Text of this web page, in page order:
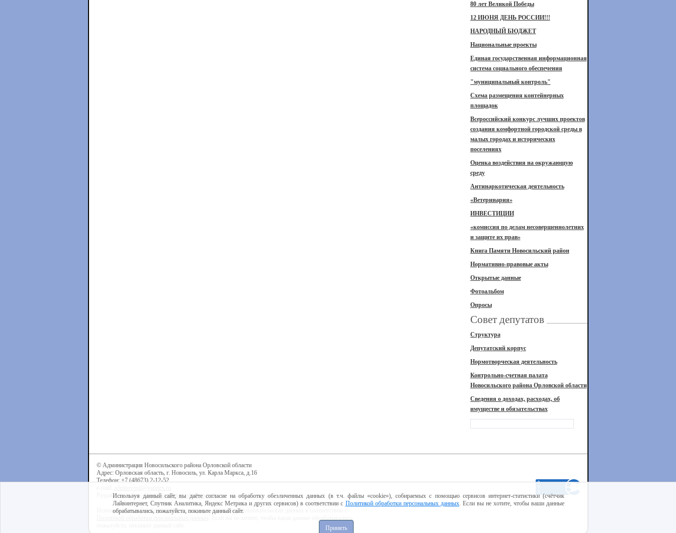
80 лет Великой Победы
12 ИЮНЯ ДЕНЬ РОССИИ!!!
НАРОДНЫЙ БЮДЖЕТ
Национальные проекты
Единая государственная информационная
система социального обеспечения
"муниципальный контроль"
Схема размещения контейнерных
площадок
Всероссийский конкурс лучших проектов
создания комфортной городской среды в
малых городах и исторических
поселениях
Оценка воздействия на окружающую
среду
Антинаркотическая деятельность
«Ветеринария»
ИНВЕСТИЦИИ
«комиссия по делам несовершеннолетних
и защите их прав»
Книга Памяти Новосильский район
Нормативно-правовые акты
Открытые данные
Фотоальбом
Опросы
Совет депутатов
Структура
Депутатский корпус
Нормотворческая деятельность
Контрольно-счетная палата
Новосильского района Орловской области
Сведения о доходах, расходах, об
имуществе и обязательствах
© Администрация Новосильского района Орловской области
Адрес: Орловская область, г. Новосиль, ул. Карла Маркса, д.16
Телефон: +7 (48673) 2-12-52
Разработка сайта -Центр интернет-образования
Используя данный сайт, вы даёте согласие на обработку пользовательских данных в соответствии с
Используя данный сайт, вы даёте согласие на обработку обезличенных данных (в т.ч. файлы «cookie»), собираемых с помощью сервисов интернет-статистики (счётчик
Лайвинтернет, Спутник Аналитика, Яндекс Метрика и других сервисов) в соответствии с Политикой обработки персональных данных. Если вы не хотите, чтобы ваши данные
обрабатывались, пожалуйста, покиньте данный сайт.
Принять